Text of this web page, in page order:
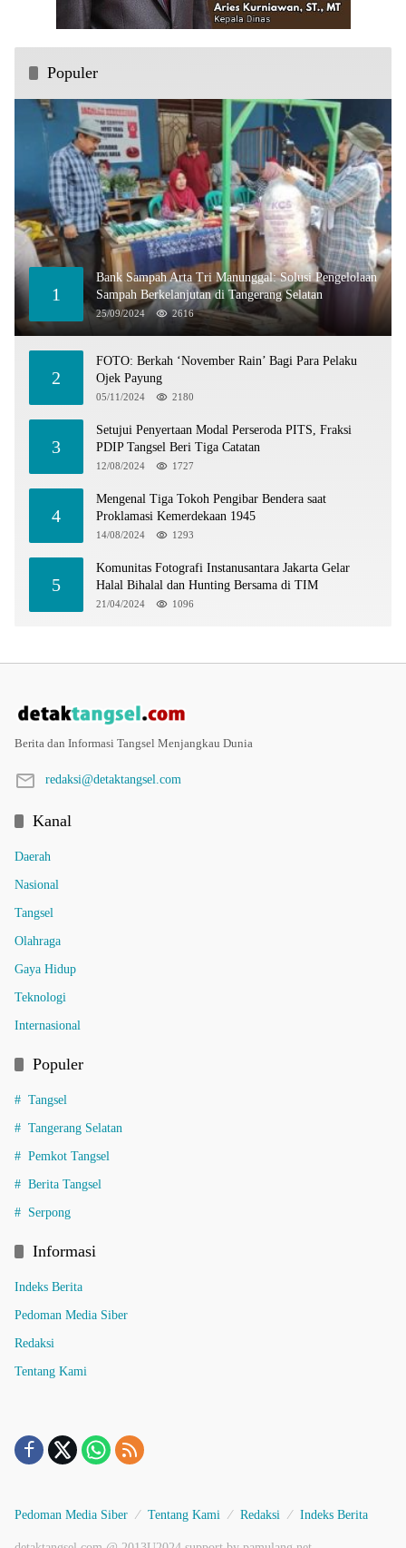
Populer
1
Bank Sampah Arta Tri Manunggal: Solusi Pengelolaan
Sampah Berkelanjutan di Tangerang Selatan
25/09/2024 2616
2
FOTO: Berkah ‘November Rain’ Bagi Para Pelaku
Ojek Payung
05/11/2024 2180
3
Setujui Penyertaan Modal Perseroda PITS, Fraksi
PDIP Tangsel Beri Tiga Catatan
12/08/2024 1727
4
Mengenal Tiga Tokoh Pengibar Bendera saat
Proklamasi Kemerdekaan 1945
14/08/2024 1293
5
Komunitas Fotografi Instanusantara Jakarta Gelar
Halal Bihalal dan Hunting Bersama di TIM
21/04/2024 1096
Berita dan Informasi Tangsel Menjangkau Dunia
redaksi@detaktangsel.com
Kanal
Daerah
Nasional
Tangsel
Olahraga
Gaya Hidup
Teknologi
Internasional
Populer
Tangsel
Tangerang Selatan
Pemkot Tangsel
Berita Tangsel
Serpong
Informasi
Indeks Berita
Pedoman Media Siber
Redaksi
Tentang Kami
Pedoman Media Siber Tentang Kami Redaksi Indeks Berita